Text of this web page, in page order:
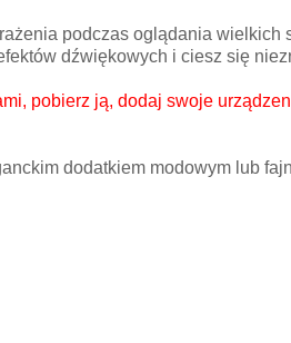
podczas oglądania wielkich
dźwiękowych i ciesz się
pobierz ją, dodaj swoje
dodatkiem modowym lub